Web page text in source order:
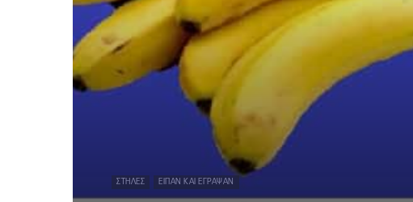
ΣΤΉΛΕΣ ΕΊΠΑΝ ΚΑΙ ΈΓΡΑΨΑΝ